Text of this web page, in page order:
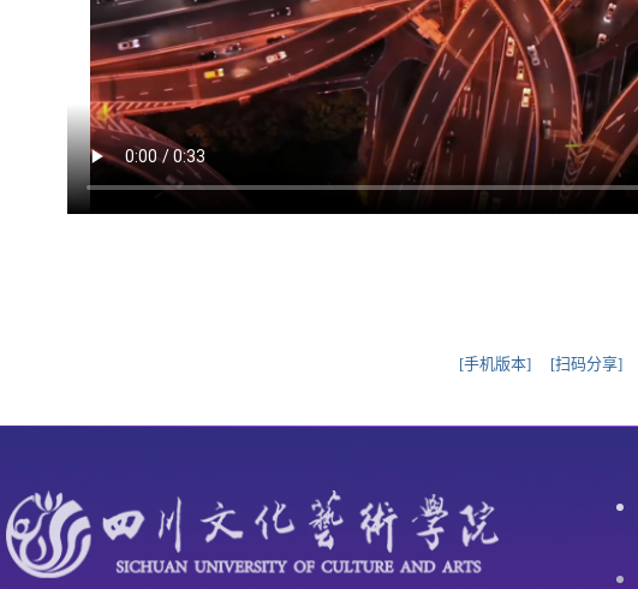
[手机版本] [扫码分享]